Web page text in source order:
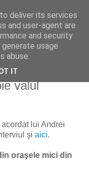
valul
lui Andrei
şi aici.
oraşele mici din
deliver its services
and user-agent are
and security
usage
abuse.
IT